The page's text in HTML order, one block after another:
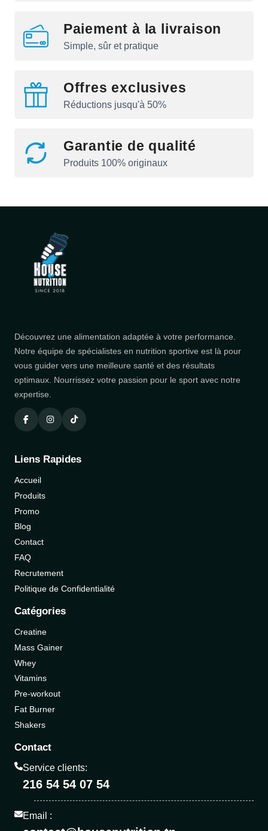
Paiement à la livraison
Simple, sûr et pratique
Offres exclusives
Réductions jusqu'à 50%
Garantie de qualité
Produits 100% originaux
Découvrez une alimentation adaptée à votre performance.
Notre équipe de spécialistes en nutrition sportive est là pour
vous guider vers une meilleure santé et des résultats
optimaux. Nourrissez votre passion pour le sport avec notre
expertise.
Liens Rapides
Accueil
Produits
Promo
Blog
Contact
FAQ
Recrutement
Politique de Confidentialité
Catégories
Creatine
Mass Gainer
Whey
Vitamins
Pre-workout
Fat Burner
Shakers
Contact
Service clients:
216 54 54 07 54
Email :